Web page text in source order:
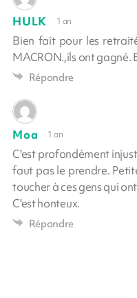
HULK 1 an
Bien fait pour les
MACRON.,ils ont gagné.
Répondre
Moa 1 an
C'est profondément
faut pas le prendre.
toucher à ces gens qui
C'est honteux.
Répondre